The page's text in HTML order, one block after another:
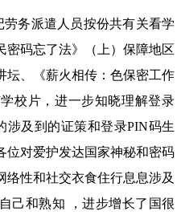
务派遣人员按份共有关看学
密码忘了法》（上）保障地区
坛、《薪火相传：色保密工作
校片，进一步知晓理解登录
涉及到的证策和登录PIN码生
位对爱护发达国家神秘和密码
性和社交衣食住行息息涉及
己和熟知 ，进步增长了国很